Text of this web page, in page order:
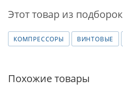
Этот товар из подборок
КОМПРЕССОРЫ ВИНТОВЫЕ
Похожие товары